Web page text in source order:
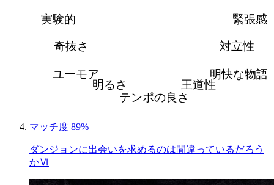
緊張感
対立性
明快な物語
王道性
テンポの良さ
明るさ
ユーモア
奇抜さ
実験的
マッチ度 89%
ダンジョンに出会いを求めるのは間違っているだろう
かⅥ